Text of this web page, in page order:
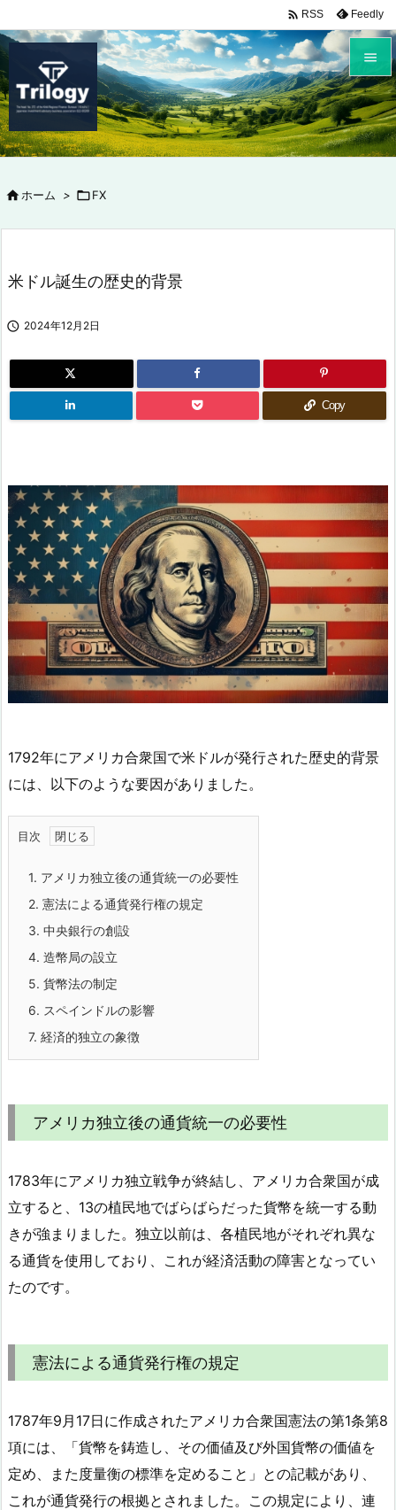


メニュ

サイド

 RSS Feedly
ホーム > FX
米ドル誕生の歴史的背景
 2024年12月2日
Copy
1792年にアメリカ合衆国で米ドルが発行された歴史的背景
には、以下のような要因がありました。
目次
1. アメリカ独立後の通貨統一の必要性
2. 憲法による通貨発行権の規定
3. 中央銀行の創設
4. 造幣局の設立
5. 貨幣法の制定
6. スペインドルの影響
7. 経済的独立の象徴
アメリカ独立後の通貨統一の必要性
1783年にアメリカ独立戦争が終結し、アメリカ合衆国が成
立すると、13の植民地でばらばらだった貨幣を統一する動
きが強まりました。独立以前は、各植民地がそれぞれ異な
る通貨を使用しており、これが経済活動の障害となってい
たのです。
憲法による通貨発行権の規定
1787年9月17日に作成されたアメリカ合衆国憲法の第1条第8
項には、「貨幣を鋳造し、その価値及び外国貨幣の価値を
定め、また度量衡の標準を定めること」との記載があり、
これが通貨発行の根拠とされました。この規定により、連